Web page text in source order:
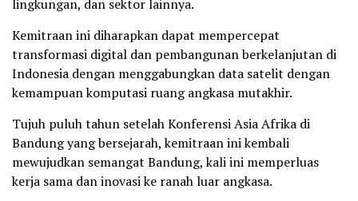
lingkungan, dan sektor lainnya.
Kemitraan ini diharapkan dapat mempercepat
transformasi digital dan pembangunan berkelanjutan di
Indonesia dengan menggabungkan data satelit dengan
kemampuan komputasi ruang angkasa mutakhir.
Tujuh puluh tahun setelah Konferensi Asia Afrika di
Bandung yang bersejarah, kemitraan ini kembali
mewujudkan semangat Bandung, kali ini memperluas
kerja sama dan inovasi ke ranah luar angkasa.